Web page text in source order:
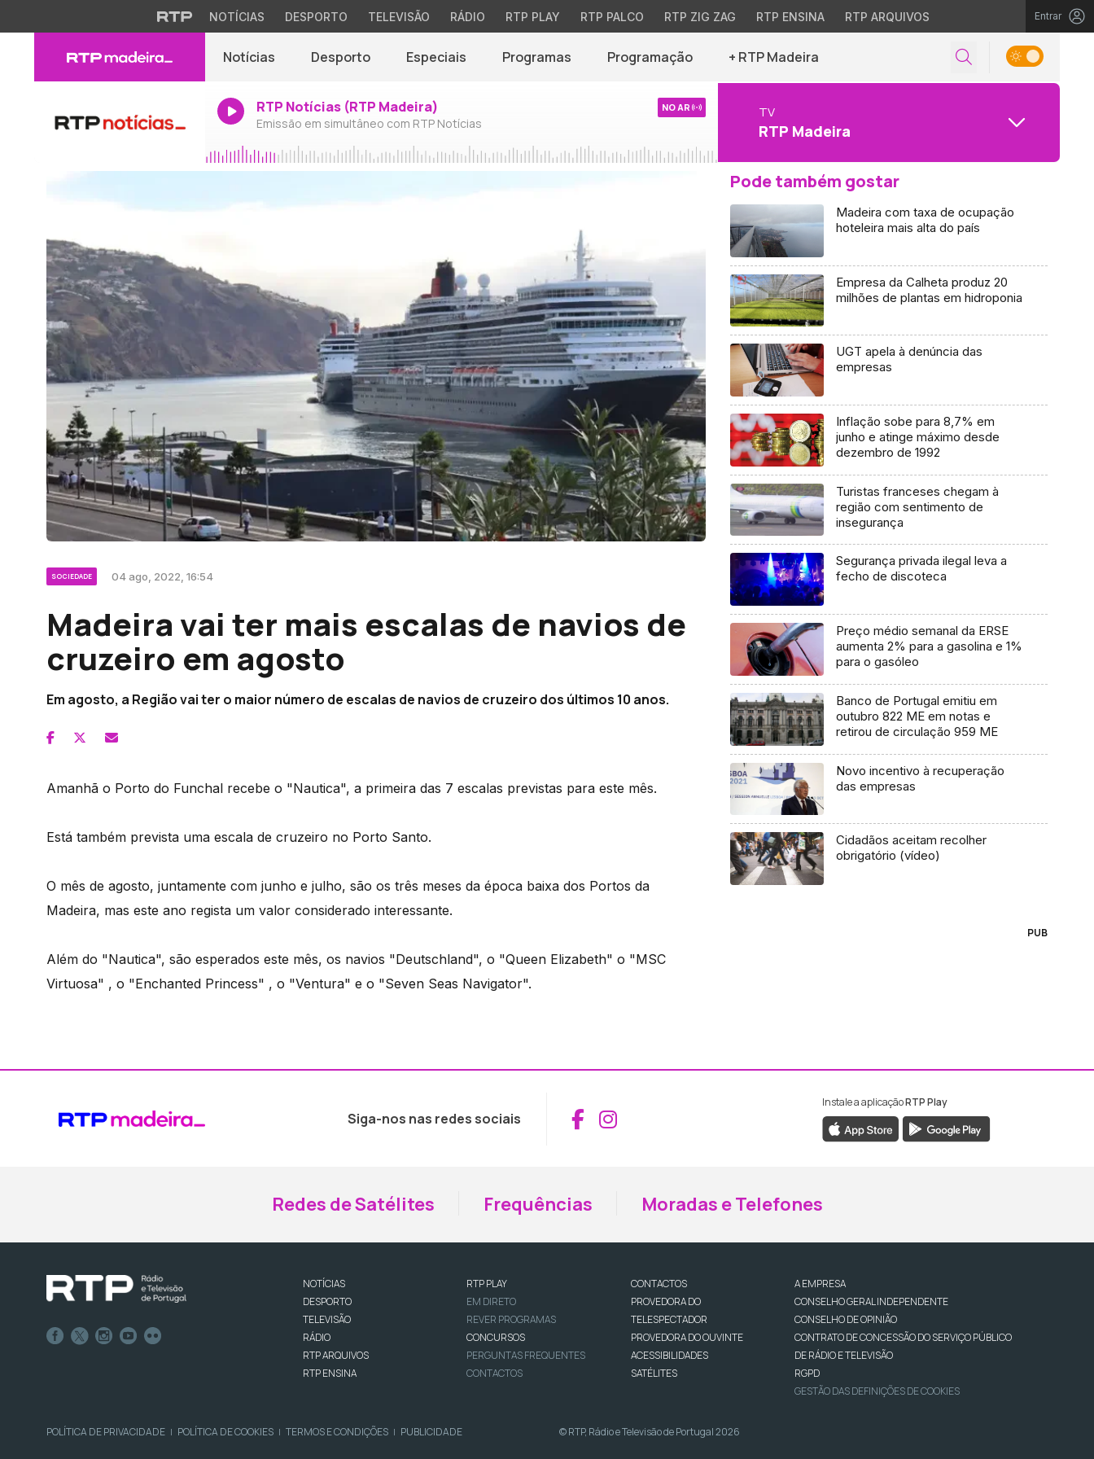
NOTÍCIAS DESPORTO TELEVISÃO RÁDIO RTP PLAY RTP PALCO RTP ZIG ZAG RTP ENSINA RTP ARQUIVOS Entrar
Notícias Desporto Especiais Programas Programação + RTP Madeira
RTP Notícias (RTP Madeira)
Emissão em simultâneo com RTP Notícias
NO AR TV
RTP Madeira
SOCIEDADE 04 ago, 2022, 16:54
Madeira vai ter mais escalas de navios de
cruzeiro em agosto
Em agosto, a Região vai ter o maior número de escalas de navios de cruzeiro dos últimos 10 anos.
Amanhã o Porto do Funchal recebe o "Nautica", a primeira das 7 escalas previstas para este mês.
Está também prevista uma escala de cruzeiro no Porto Santo.
O mês de agosto, juntamente com junho e julho, são os três meses da época baixa dos Portos da
Madeira, mas este ano regista um valor considerado interessante.
Além do "Nautica", são esperados este mês, os navios "Deutschland", o "Queen Elizabeth" o "MSC
Virtuosa" , o "Enchanted Princess" , o "Ventura" e o "Seven Seas Navigator".
Pode também gostar
Madeira com taxa de ocupação
hoteleira mais alta do país
Empresa da Calheta produz 20
milhões de plantas em hidroponia
UGT apela à denúncia das
empresas
Inflação sobe para 8,7% em
junho e atinge máximo desde
dezembro de 1992
Turistas franceses chegam à
região com sentimento de
insegurança
Segurança privada ilegal leva a
fecho de discoteca
Preço médio semanal da ERSE
aumenta 2% para a gasolina e 1%
para o gasóleo
Banco de Portugal emitiu em
outubro 822 ME em notas e
retirou de circulação 959 ME
Novo incentivo à recuperação
das empresas
Cidadãos aceitam recolher
obrigatório (vídeo)
PUB
Siga-nos nas redes sociais Aceder ao Facebook da RTP Madeira
Aceder ao Instagram da RTP Madeira
Instale a aplicaçãoRTP Play
Redes de Satélites Frequências Moradas e Telefones
NOTÍCIAS
DESPORTO
TELEVISÃO
RÁDIO
RTP ARQUIVOS
RTP ENSINA
RTP PLAY
EM DIRETO
REVER PROGRAMAS
CONCURSOS
PERGUNTAS FREQUENTES
CONTACTOS
CONTACTOS
PROVEDORA DO
TELESPECTADOR
PROVEDORA DO OUVINTE
ACESSIBILIDADES
SATÉLITES
A EMPRESA
CONSELHO GERAL INDEPENDENTE
CONSELHO DE OPINIÃO
CONTRATO DE CONCESSÃO DO SERVIÇO PÚBLICO
DE RÁDIO E TELEVISÃO
RGPD
GESTÃO DAS DEFINIÇÕES DE COOKIES
POLÍTICA DE PRIVACIDADE | POLÍTICA DE COOKIES | TERMOS E CONDIÇÕES | PUBLICIDADE © RTP, Rádio e Televisão de Portugal 2026